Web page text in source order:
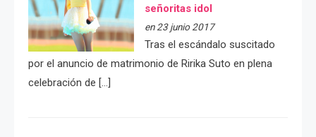
señoritas idol
en 23 junio 2017
Tras el escándalo suscitado
por el anuncio de matrimonio de Ririka Suto en plena
celebración de […]